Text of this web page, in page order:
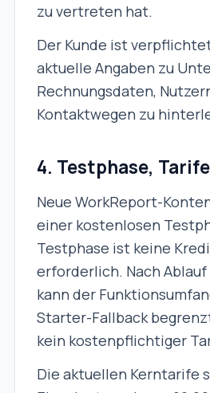
zu vertreten hat.
Der Kunde ist
aktuelle Angaben zu
Rechnungsdaten,
Kontaktwegen zu
4. Testphase,
Neue WorkReport-
einer kostenlosen
Testphase ist keine
erforderlich. Nach
kann der
Starter-Fallback
kein kostenpflichtiger
Die aktuellen Kerntarife